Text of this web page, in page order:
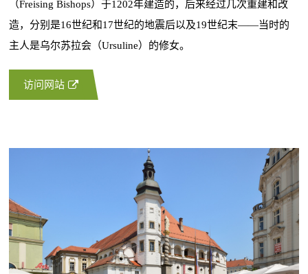
（Freising Bishops）于1202年建造的，后来经过几次重建和改
造，分别是16世纪和17世纪的地震后以及19世纪末——当时的
主人是乌尔苏拉会（Ursuline）的修女。
访问网站